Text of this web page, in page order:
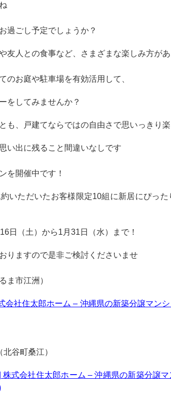
過ごし予定でしょうか？
友人との食事など、さまざまな楽しみ方が
のお庭や駐車場を有効活用して、
をしてみませんか？
も、戸建てならではの自由さで思いっきり
い出に残ること間違いなしです
を開催中です！
いただいたお客様限定10組に新居にぴっ
日（土）から1月31日（水）まで！
りますので是非ご検討くださいませ
ま市江洲）
会社住太郎ホーム – 沖縄県の新築分譲マン
谷町桑江）
式会社住太郎ホーム – 沖縄県の新築分譲